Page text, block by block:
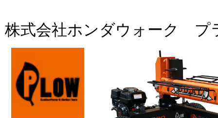
株式会社ホンダウォーク プ